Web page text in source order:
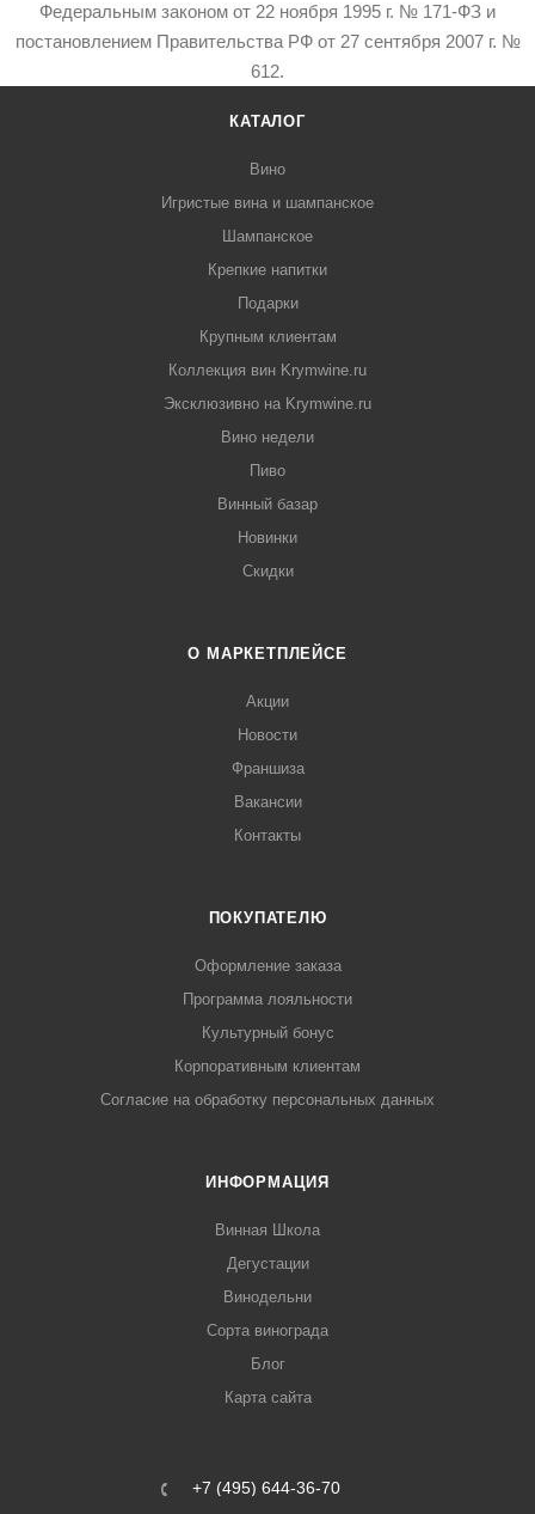
Федеральным законом от 22 ноября 1995 г. № 171-ФЗ и
постановлением Правительства РФ от 27 сентября 2007 г. №
612.
КАТАЛОГ
Вино
Игристые вина и шампанское
Шампанское
Крепкие напитки
Подарки
Крупным клиентам
Коллекция вин Krymwine.ru
Эксклюзивно на Krymwine.ru
Вино недели
Пиво
Винный базар
Новинки
Скидки
О МАРКЕТПЛЕЙСЕ
Акции
Новости
Франшиза
Вакансии
Контакты
ПОКУПАТЕЛЮ
Оформление заказа
Программа лояльности
Культурный бонус
Корпоративным клиентам
Согласие на обработку персональных данных
ИНФОРМАЦИЯ
Винная Школа
Дегустации
Винодельни
Сорта винограда
Блог
Карта сайта
+7 (495) 644-36-70